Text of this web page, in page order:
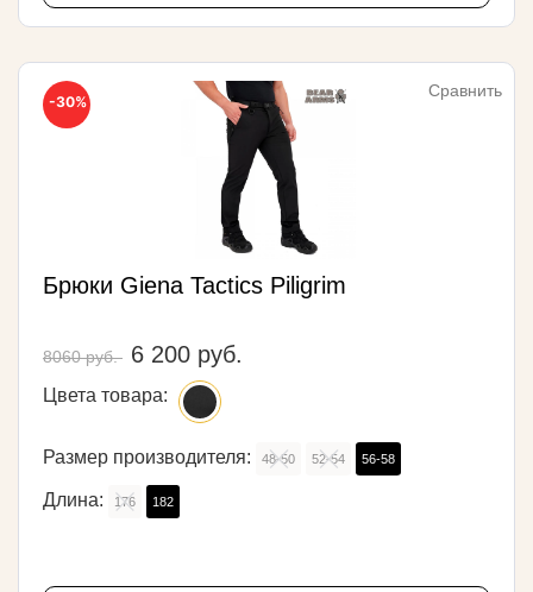
-30%
Сравнить
Брюки Giena Tactics Piligrim
8060 руб. 6 200 руб.
Цвета товара:
Размер производителя: 48-50 52-54 56-58
Длина: 176 182